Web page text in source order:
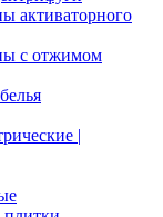
активаторного
с отжимом
|